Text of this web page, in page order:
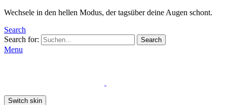
Wechsele in den hellen Modus, der tagsüber deine Augen schont.
Search
Search for:
Search
Menu
Switch skin